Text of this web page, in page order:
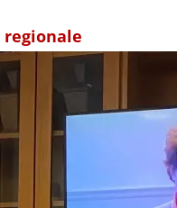
regionale